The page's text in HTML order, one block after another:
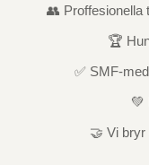
👥 Proffesionella
🏆
✅ SMF-
💚
🤝 Vi